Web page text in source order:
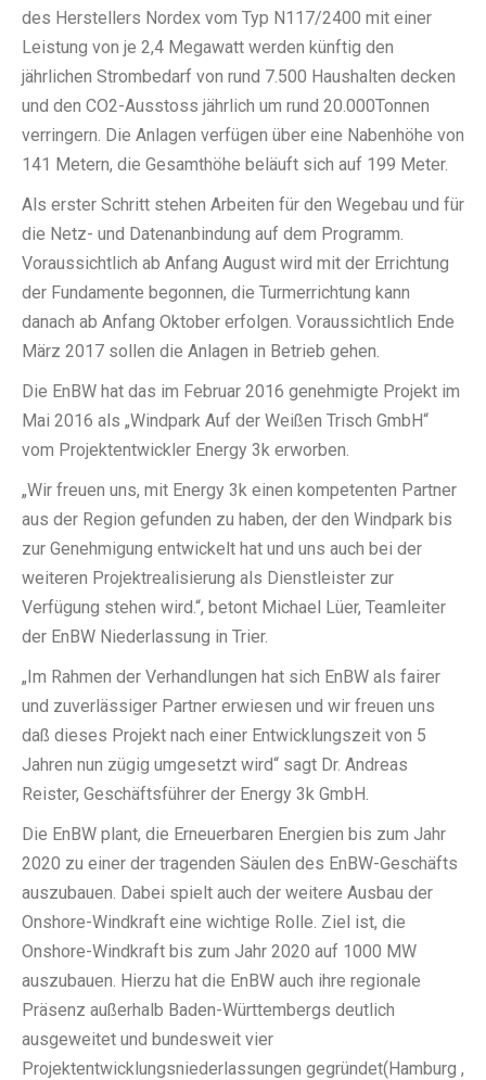
des Herstellers Nordex vom Typ N117/2400 mit einer
Leistung von je 2,4 Megawatt werden künftig den
jährlichen Strombedarf von rund 7.500 Haushalten decken
und den CO2-Ausstoss jährlich um rund 20.000Tonnen
verringern. Die Anlagen verfügen über eine Nabenhöhe von
141 Metern, die Gesamthöhe beläuft sich auf 199 Meter.
Als erster Schritt stehen Arbeiten für den Wegebau und für
die Netz- und Datenanbindung auf dem Programm.
Voraussichtlich ab Anfang August wird mit der Errichtung
der Fundamente begonnen, die Turmerrichtung kann
danach ab Anfang Oktober erfolgen. Voraussichtlich Ende
März 2017 sollen die Anlagen in Betrieb gehen.
Die EnBW hat das im Februar 2016 genehmigte Projekt im
Mai 2016 als „Windpark Auf der Weißen Trisch GmbH“
vom Projektentwickler Energy 3k erworben.
„Wir freuen uns, mit Energy 3k einen kompetenten Partner
aus der Region gefunden zu haben, der den Windpark bis
zur Genehmigung entwickelt hat und uns auch bei der
weiteren Projektrealisierung als Dienstleister zur
Verfügung stehen wird.“, betont Michael Lüer, Teamleiter
der EnBW Niederlassung in Trier.
„Im Rahmen der Verhandlungen hat sich EnBW als fairer
und zuverlässiger Partner erwiesen und wir freuen uns
daß dieses Projekt nach einer Entwicklungszeit von 5
Jahren nun zügig umgesetzt wird“ sagt Dr. Andreas
Reister, Geschäftsführer der Energy 3k GmbH.
Die EnBW plant, die Erneuerbaren Energien bis zum Jahr
2020 zu einer der tragenden Säulen des EnBW-Geschäfts
auszubauen. Dabei spielt auch der weitere Ausbau der
Onshore-Windkraft eine wichtige Rolle. Ziel ist, die
Onshore-Windkraft bis zum Jahr 2020 auf 1000 MW
auszubauen. Hierzu hat die EnBW auch ihre regionale
Präsenz außerhalb Baden-Württembergs deutlich
ausgeweitet und bundesweit vier
Projektentwicklungsniederlassungen gegründet(Hamburg ,